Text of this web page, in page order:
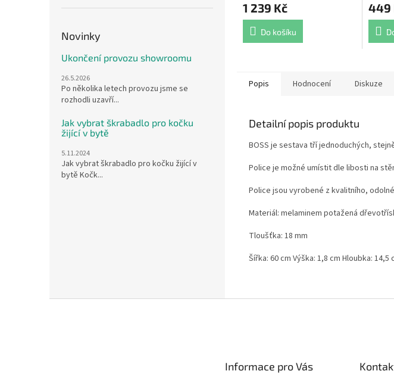
Novinky
Ukončení provozu showroomu
26.5.2026
Po několika letech provozu jsme se
rozhodli uzavří...
Jak vybrat škrabadlo pro kočku
žijící v bytě
5.11.2024
Jak vybrat škrabadlo pro kočku žijící v
bytě Kočk...
produktu
je
4,4
z
1 239 Kč
Do košíku
je
5,0
z
449
Popis Hodnocení Diskuze
Detailní popis produktu
BOSS je sestava tří jednoduchých,
Police je možné umístit dle libosti na
Police jsou vyrobené z kvalitního,
Materiál: melaminem potažená
Tloušťka: 18 mm
Šířka: 60 cm Výška: 1,8 cm Hloubka: 14,5
Informace pro Vás